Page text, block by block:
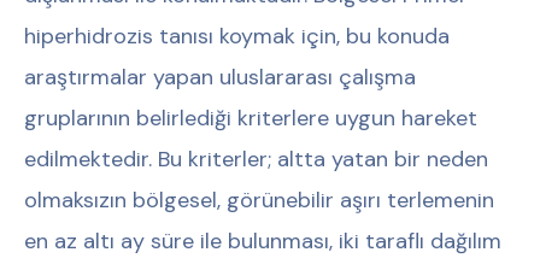
hiperhidrozis tanısı koymak için, bu konuda
araştırmalar yapan uluslararası çalışma
gruplarının belirlediği kriterlere uygun hareket
edilmektedir. Bu kriterler; altta yatan bir neden
olmaksızın bölgesel, görünebilir aşırı terlemenin
en az altı ay süre ile bulunması, iki taraflı dağılım